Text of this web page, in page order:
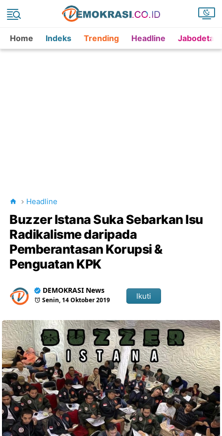
Home Indeks Trending Headline
Headline
Buzzer Istana Suka Sebarkan Isu
Radikalisme daripada
Pemberantasan Korupsi &
Penguatan KPK
DEMOKRASI News
Senin, 14 Oktober 2019 Ikuti